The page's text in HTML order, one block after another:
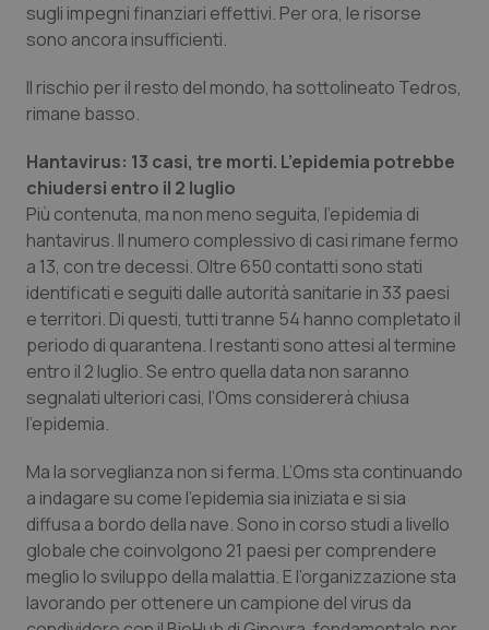
Tumori gastrointestinali
Ulcera & Reflusso
sugli impegni finanziari effettivi. Per ora, le risorse
sono ancora insufficienti.
Il rischio per il resto del mondo, ha sottolineato Tedros,
rimane basso.
Hantavirus: 13 casi, tre morti. L’epidemia potrebbe
chiudersi entro il 2 luglio
Più contenuta, ma non meno seguita, l’epidemia di
hantavirus. Il numero complessivo di casi rimane fermo
a 13, con tre decessi. Oltre 650 contatti sono stati
identificati e seguiti dalle autorità sanitarie in 33 paesi
e territori. Di questi, tutti tranne 54 hanno completato il
periodo di quarantena. I restanti sono attesi al termine
entro il 2 luglio. Se entro quella data non saranno
segnalati ulteriori casi, l’Oms considererà chiusa
l’epidemia.
Ma la sorveglianza non si ferma. L’Oms sta continuando
a indagare su come l’epidemia sia iniziata e si sia
diffusa a bordo della nave. Sono in corso studi a livello
globale che coinvolgono 21 paesi per comprendere
meglio lo sviluppo della malattia. E l’organizzazione sta
lavorando per ottenere un campione del virus da